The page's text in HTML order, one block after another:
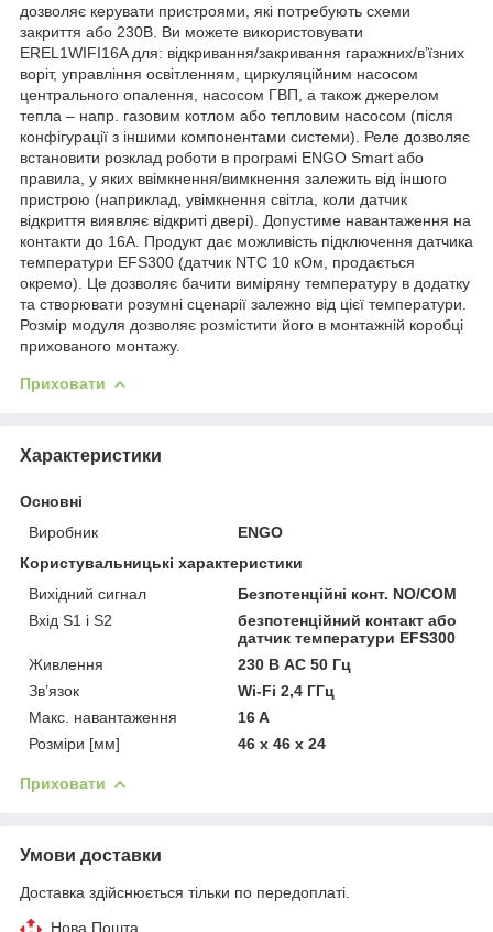
дозволяє керувати пристроями, які потребують схеми
закриття або 230В. Ви можете використовувати
EREL1WIFI16A для: відкривання/закривання гаражних/в’їзних
воріт, управління освітленням, циркуляційним насосом
центрального опалення, насосом ГВП, а також джерелом
тепла – напр. газовим котлом або тепловим насосом (після
конфігурації з іншими компонентами системи). Реле дозволяє
встановити розклад роботи в програмі ENGO Smart або
правила, у яких ввімкнення/вимкнення залежить від іншого
пристрою (наприклад, увімкнення світла, коли датчик
відкриття виявляє відкриті двері). Допустиме навантаження на
контакти до 16А. Продукт дає можливість підключення датчика
температури EFS300 (датчик NTC 10 кОм, продається
окремо). Це дозволяє бачити виміряну температуру в додатку
та створювати розумні сценарії залежно від цієї температури.
Розмір модуля дозволяє розмістити його в монтажній коробці
прихованого монтажу.
Приховати
Характеристики
Основні
Виробник
ENGO
Користувальницькі характеристики
Вихідний сигнал
Безпотенційні конт. NO/COM
Вхід S1 i S2
безпотенційний контакт або
датчик температури EFS300
Живлення
230 В AC 50 Гц
Зв’язок
Wi-Fi 2,4 ГГц
Макс. навантаження
16 A
Розміри [мм]
46 х 46 х 24
Приховати
Умови доставки
Доставка здійснюється тільки по передоплаті.
Нова Пошта